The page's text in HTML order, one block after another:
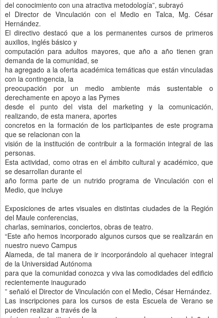
del conocimiento con una atractiva metodología”, subrayó
el Director de Vinculación con el Medio en Talca, Mg. César
Hernández.
El directivo destacó que a los permanentes cursos de primeros
auxilios, inglés básico y
computación para adultos mayores, que año a año tienen gran
demanda de la comunidad, se
ha agregado a la oferta académica temáticas que están vinculadas
con la contingencia, la
preocupación por un medio ambiente más sustentable o
derechamente en apoyo a las Pymes
desde el punto del vista del marketing y la comunicación,
realizando, de esta manera, aportes
concretos en la formación de los participantes de este programa
que se relacionan con la
visión de la institución de contribuir a la formación integral de las
personas.
Esta actividad, como otras en el ámbito cultural y académico, que
se desarrollan durante el
año forma parte de un nutrido programa de Vinculación con el
Medio, que incluye
Exposiciones de artes visuales en distintas ciudades de la Región
del Maule conferencias,
charlas, seminarios, conciertos, obras de teatro.
“Este año hemos incorporado algunos cursos que se realizarán en
nuestro nuevo Campus
Alameda, de tal manera de ir incorporándolo al quehacer integral
de la Universidad Autónoma
para que la comunidad conozca y viva las comodidades del edificio
recientemente inaugurado
” señaló el Director de Vinculación con el Medio, César Hernández.
Las inscripciones para los cursos de esta Escuela de Verano se
pueden realizar a través de la